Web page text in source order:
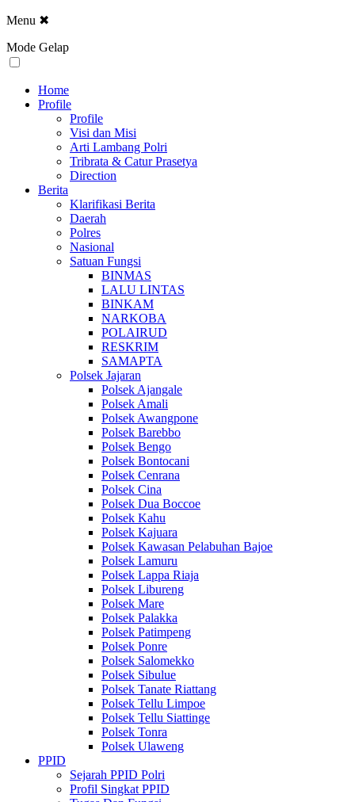
Menu ✖
Mode Gelap
Home
Profile
Profile
Visi dan Misi
Arti Lambang Polri
Tribrata & Catur Prasetya
Direction
Berita
Klarifikasi Berita
Daerah
Polres
Nasional
Satuan Fungsi
BINMAS
LALU LINTAS
BINKAM
NARKOBA
POLAIRUD
RESKRIM
SAMAPTA
Polsek Jajaran
Polsek Ajangale
Polsek Amali
Polsek Awangpone
Polsek Barebbo
Polsek Bengo
Polsek Bontocani
Polsek Cenrana
Polsek Cina
Polsek Dua Boccoe
Polsek Kahu
Polsek Kajuara
Polsek Kawasan Pelabuhan Bajoe
Polsek Lamuru
Polsek Lappa Riaja
Polsek Libureng
Polsek Mare
Polsek Palakka
Polsek Patimpeng
Polsek Ponre
Polsek Salomekko
Polsek Sibulue
Polsek Tanate Riattang
Polsek Tellu Limpoe
Polsek Tellu Siattinge
Polsek Tonra
Polsek Ulaweng
PPID
Sejarah PPID Polri
Profil Singkat PPID